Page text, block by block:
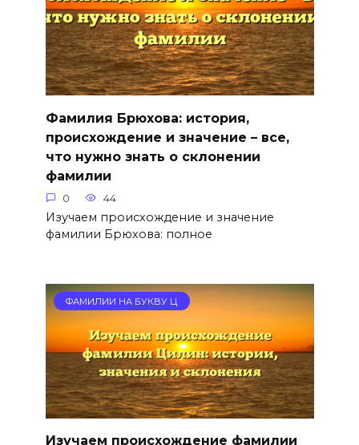
Фамилия Брюхова: история,
происхождение и значение – все,
что нужно знать о склонении
фамилии
0 44
Изучаем происхождение и значение
фамилии Брюхова: полное
ФАМИЛИИ НА БУКВУ Ц
Изучаем происхождение фамилии